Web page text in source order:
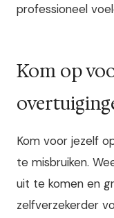
professioneel
Kom op
Kom voor jezelf
te misbruiken.
uit te komen en
zelfverzekerder